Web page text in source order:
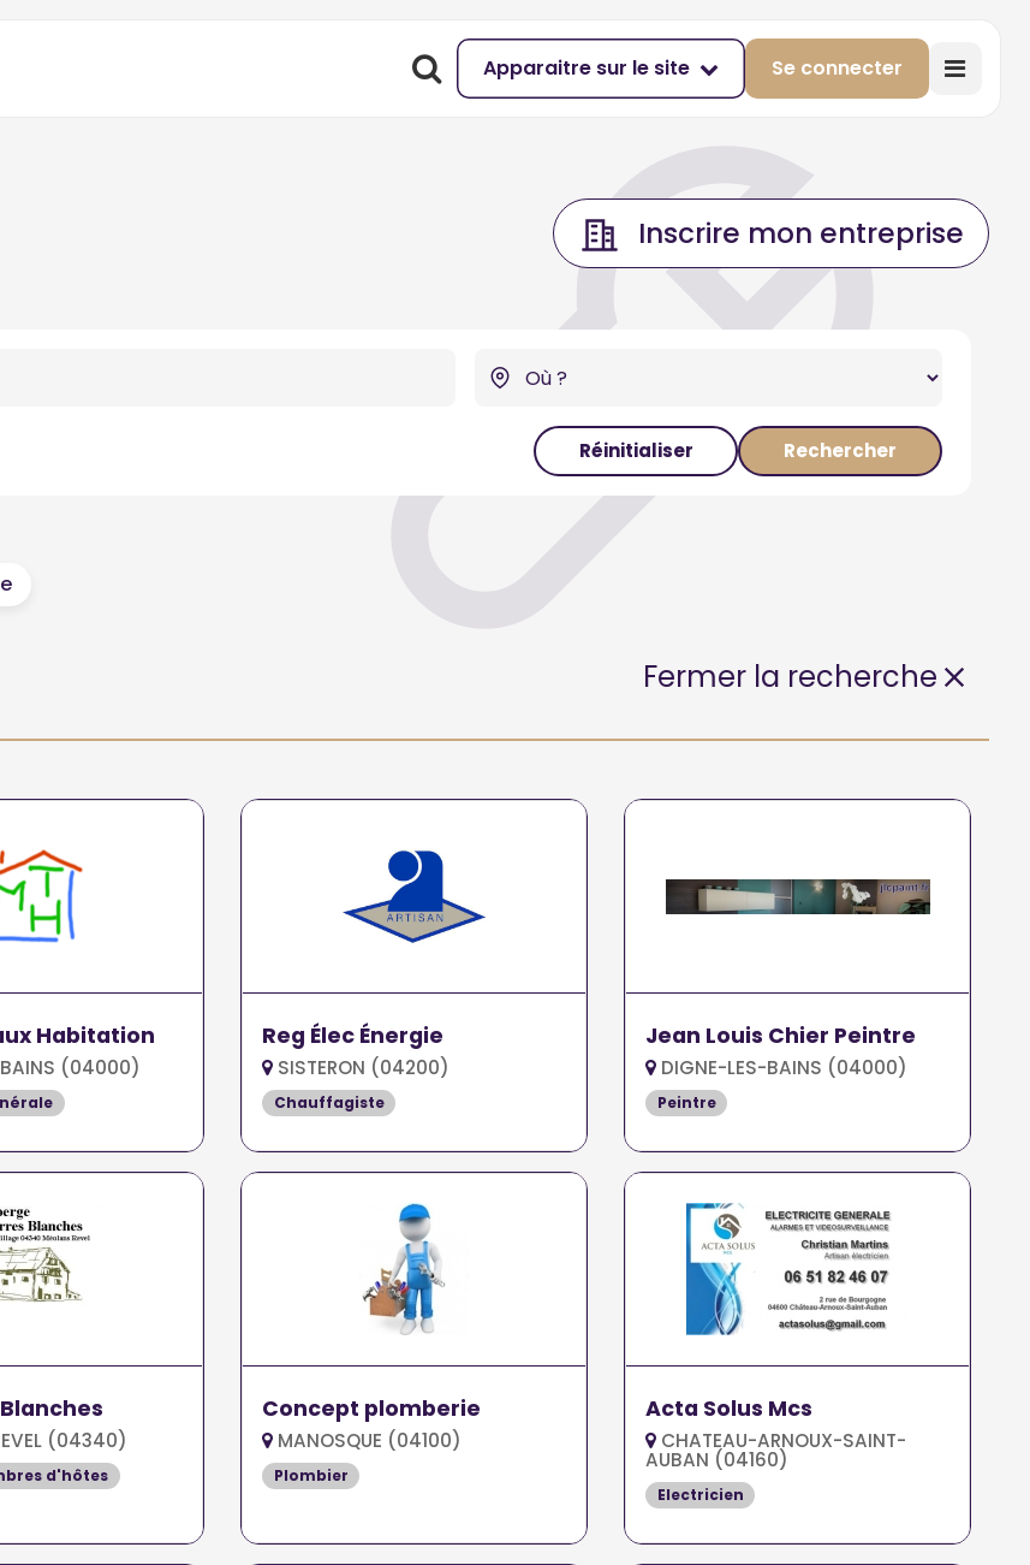
Apparaitre sur le site Se connecter
Inscrire mon entreprise
Réinitialiser Rechercher
Fermer la recherche
Habitation
(04000)
Reg Élec Énergie
SISTERON (04200)
Chauffagiste
Jean Louis Chier Peintre
DIGNE-LES-BAINS (04000)
Peintre
(04340)
d'hôtes
Concept plomberie
MANOSQUE (04100)
Plombier
Acta Solus Mcs
CHATEAU-ARNOUX-SAINT-
AUBAN (04160)
Electricien